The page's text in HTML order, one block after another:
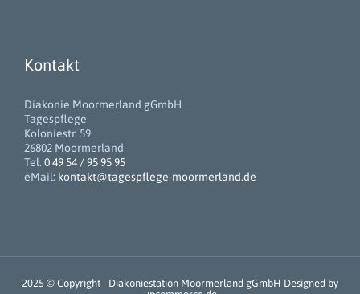
Kontakt
Diakonie Moormerland gGmbH
Tagespflege
Koloniestr. 59
26802 Moormerland
Tel. 0 49 54 / 95 95 95
eMail: kontakt@tagespflege-moormerland.de
2025 © Copyright - Diakoniestation Moormerland gGmbH Designed by